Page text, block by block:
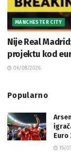
MANCHESTER CITY
Nije Real
projektu kod
06/08/2026
Popularno
Euro
15/